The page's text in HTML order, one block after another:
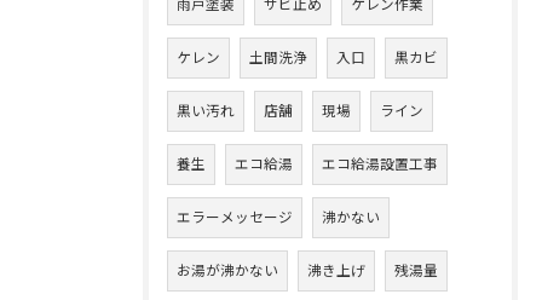
雨戸塗装 サビ止め ケレン作業
ケレン 土間洗浄 入口 黒カビ
黒い汚れ 店舗 現場 ライン
養生 エコ給湯 エコ給湯設置工事
エラーメッセージ 沸かない
お湯が沸かない 沸き上げ 残湯量